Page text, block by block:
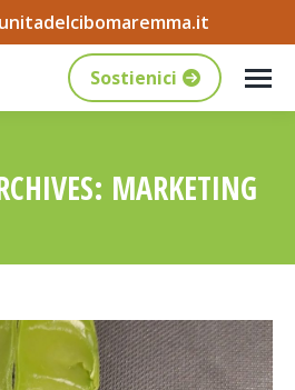
Sostienici
MARKETING